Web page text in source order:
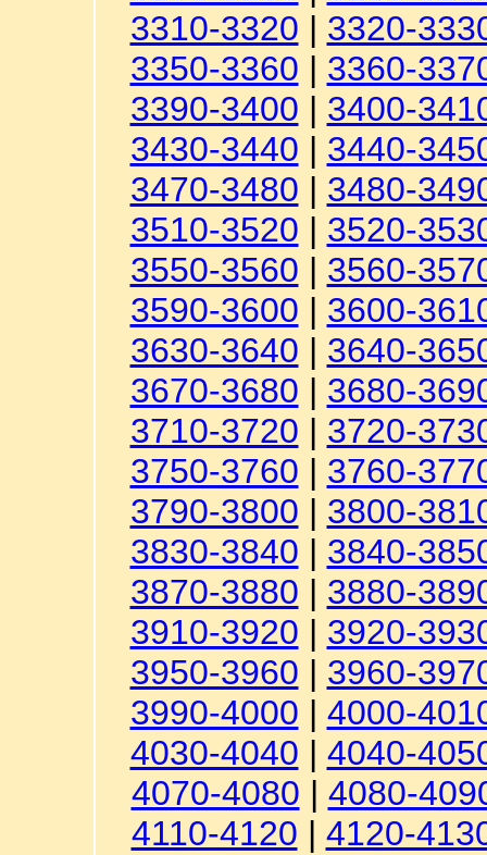
3310-3320 | 3320-
3350-3360 | 3360-
3390-3400 | 3400-
3430-3440 | 3440-
3470-3480 | 3480-
3510-3520 | 3520-
3550-3560 | 3560-
3590-3600 | 3600-
3630-3640 | 3640-
3670-3680 | 3680-
3710-3720 | 3720-
3750-3760 | 3760-
3790-3800 | 3800-
3830-3840 | 3840-
3870-3880 | 3880-
3910-3920 | 3920-
3950-3960 | 3960-
3990-4000 | 4000-
4030-4040 | 4040-
4070-4080 | 4080-
4110-4120 | 4120-